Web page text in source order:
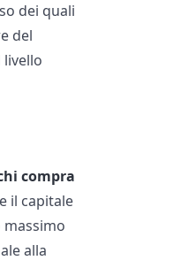
dei quali
del
compra
e il capitale
alla